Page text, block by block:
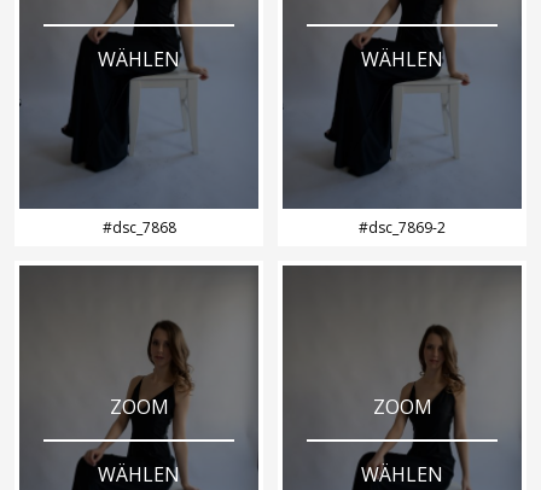
WÄHLEN
#dsc_7868
WÄHLEN
#dsc_7869-2
ZOOM
WÄHLEN
ZOOM
WÄHLEN